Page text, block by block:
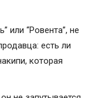
или “Ровента”, не
есть ли
которая